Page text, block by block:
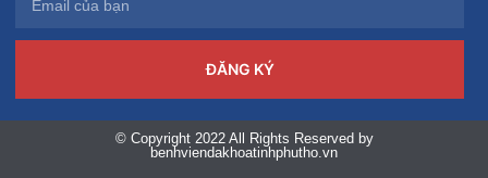
ĐĂNG KÝ
© Copyright 2022 All Rights Reserved by
benhviendakhoatinhphutho.vn